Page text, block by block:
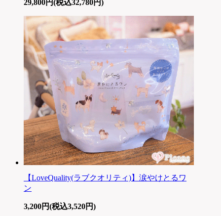
29,800円(税込32,780円)
【LoveQuality(ラブクオリティ)】涙やけとるワ
ン
3,200円(税込3,520円)